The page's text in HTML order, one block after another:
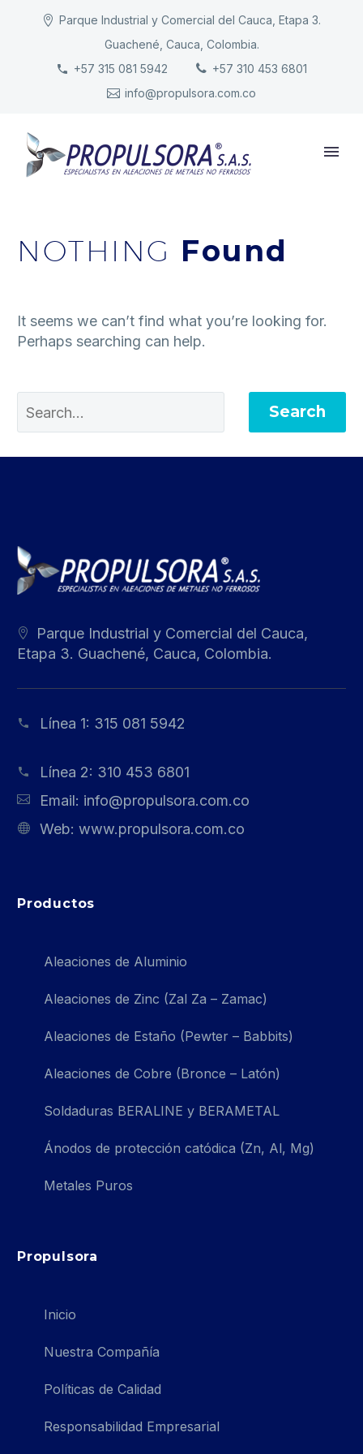
Parque Industrial y Comercial del Cauca, Etapa 3.
Guachené, Cauca, Colombia.
+57 315 081 5942
+57 310 453 6801
info@propulsora.com.co
INICIO
PRODUCTOS
NOTHING Found
It seems we can’t find what you’re looking for.
Perhaps searching can help.
Search
Parque Industrial y Comercial del Cauca,
Etapa 3. Guachené, Cauca, Colombia.
Línea 1: 315 081 5942
Línea 2: 310 453 6801
Email: info@propulsora.com.co
Web: www.propulsora.com.co
Productos
Aleaciones de Aluminio
Aleaciones de Zinc (Zal Za – Zamac)
Aleaciones de Estaño (Pewter – Babbits)
Aleaciones de Cobre (Bronce – Latón)
Soldaduras BERALINE y BERAMETAL
Ánodos de protección catódica (Zn, Al, Mg)
Metales Puros
Propulsora
Inicio
Nuestra Compañía
Políticas de Calidad
Responsabilidad Empresarial